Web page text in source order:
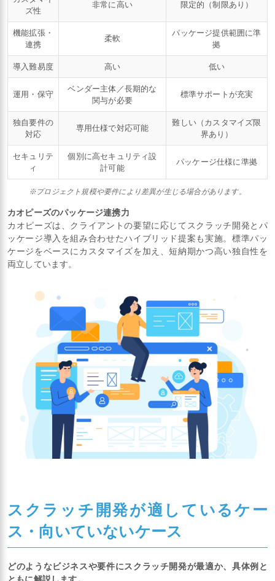
ズ性
非常に高い 限定的（制限あり）
機能拡張・
連携
柔軟
パッケージ提供範囲に準
拠
導入難易度 高い 低い
運用・保守
ベンダー主体／長期的な
関与が必要
標準サポートが充実
独自要件の
対応
専用仕様で対応可能
難しい（カスタマイズ限
界あり）
セキュリテ
ィ
個別に高セキュリティ設
計可能
パッケージ仕様に準拠
※プロジェクト規模や要件により差異が生じる場合があります。
カオピーズのパッケージ連携力
カオピーズは、クライアントの要望に応じてスクラッチ開発とパ
ッケージ導入を組み合わせたハイブリッド提案も実施。標準パッ
ケージをベースにカスタマイズを加え、短納期かつ高い独自性を
両立しています。
スクラッチ開発が適しているケー
ス・向いていないケース
どのようなビジネスや要件にスクラッチ開発が最適か、具体例と